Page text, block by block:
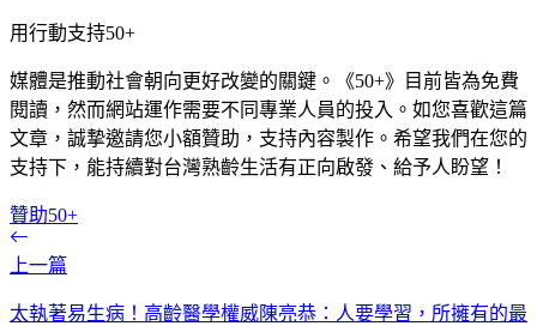
用行動支持50+
媒體是推動社會朝向更好改變的關鍵。《50+》目前皆為免費
閱讀，然而網站運作需要不同專業人員的投入。如您喜歡這篇
文章，誠摯邀請您小額贊助，支持內容製作。希望我們在您的
支持下，能持續對台灣熟齡生活有正向啟發、給予人盼望！
贊助50+
上一篇
太執著易生病！高齡醫學權威陳亮恭：人要學習，所擁有的最